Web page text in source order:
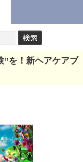
”を！新ヘアケアブ